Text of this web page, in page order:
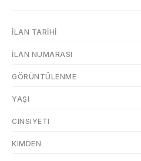
İLAN TARIHI
İLAN NUMARASI
GÖRÜNTÜLENME
YAŞI
CINSIYETI
KIMDEN